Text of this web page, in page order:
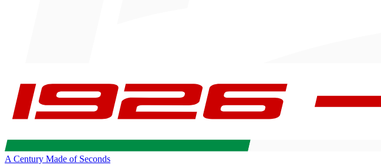
A Century Made of Seconds